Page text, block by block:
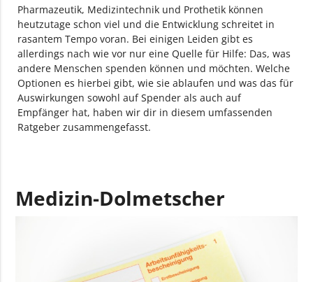
Pharmazeutik, Medizintechnik und Prothetik können
heutzutage schon viel und die Entwicklung schreitet in
rasantem Tempo voran. Bei einigen Leiden gibt es
allerdings nach wie vor nur eine Quelle für Hilfe: Das, was
andere Menschen spenden können und möchten. Welche
Optionen es hierbei gibt, wie sie ablaufen und was das für
Auswirkungen sowohl auf Spender als auch auf
Empfänger hat, haben wir dir in diesem umfassenden
Ratgeber zusammengefasst.
Medizin-Dolmetscher